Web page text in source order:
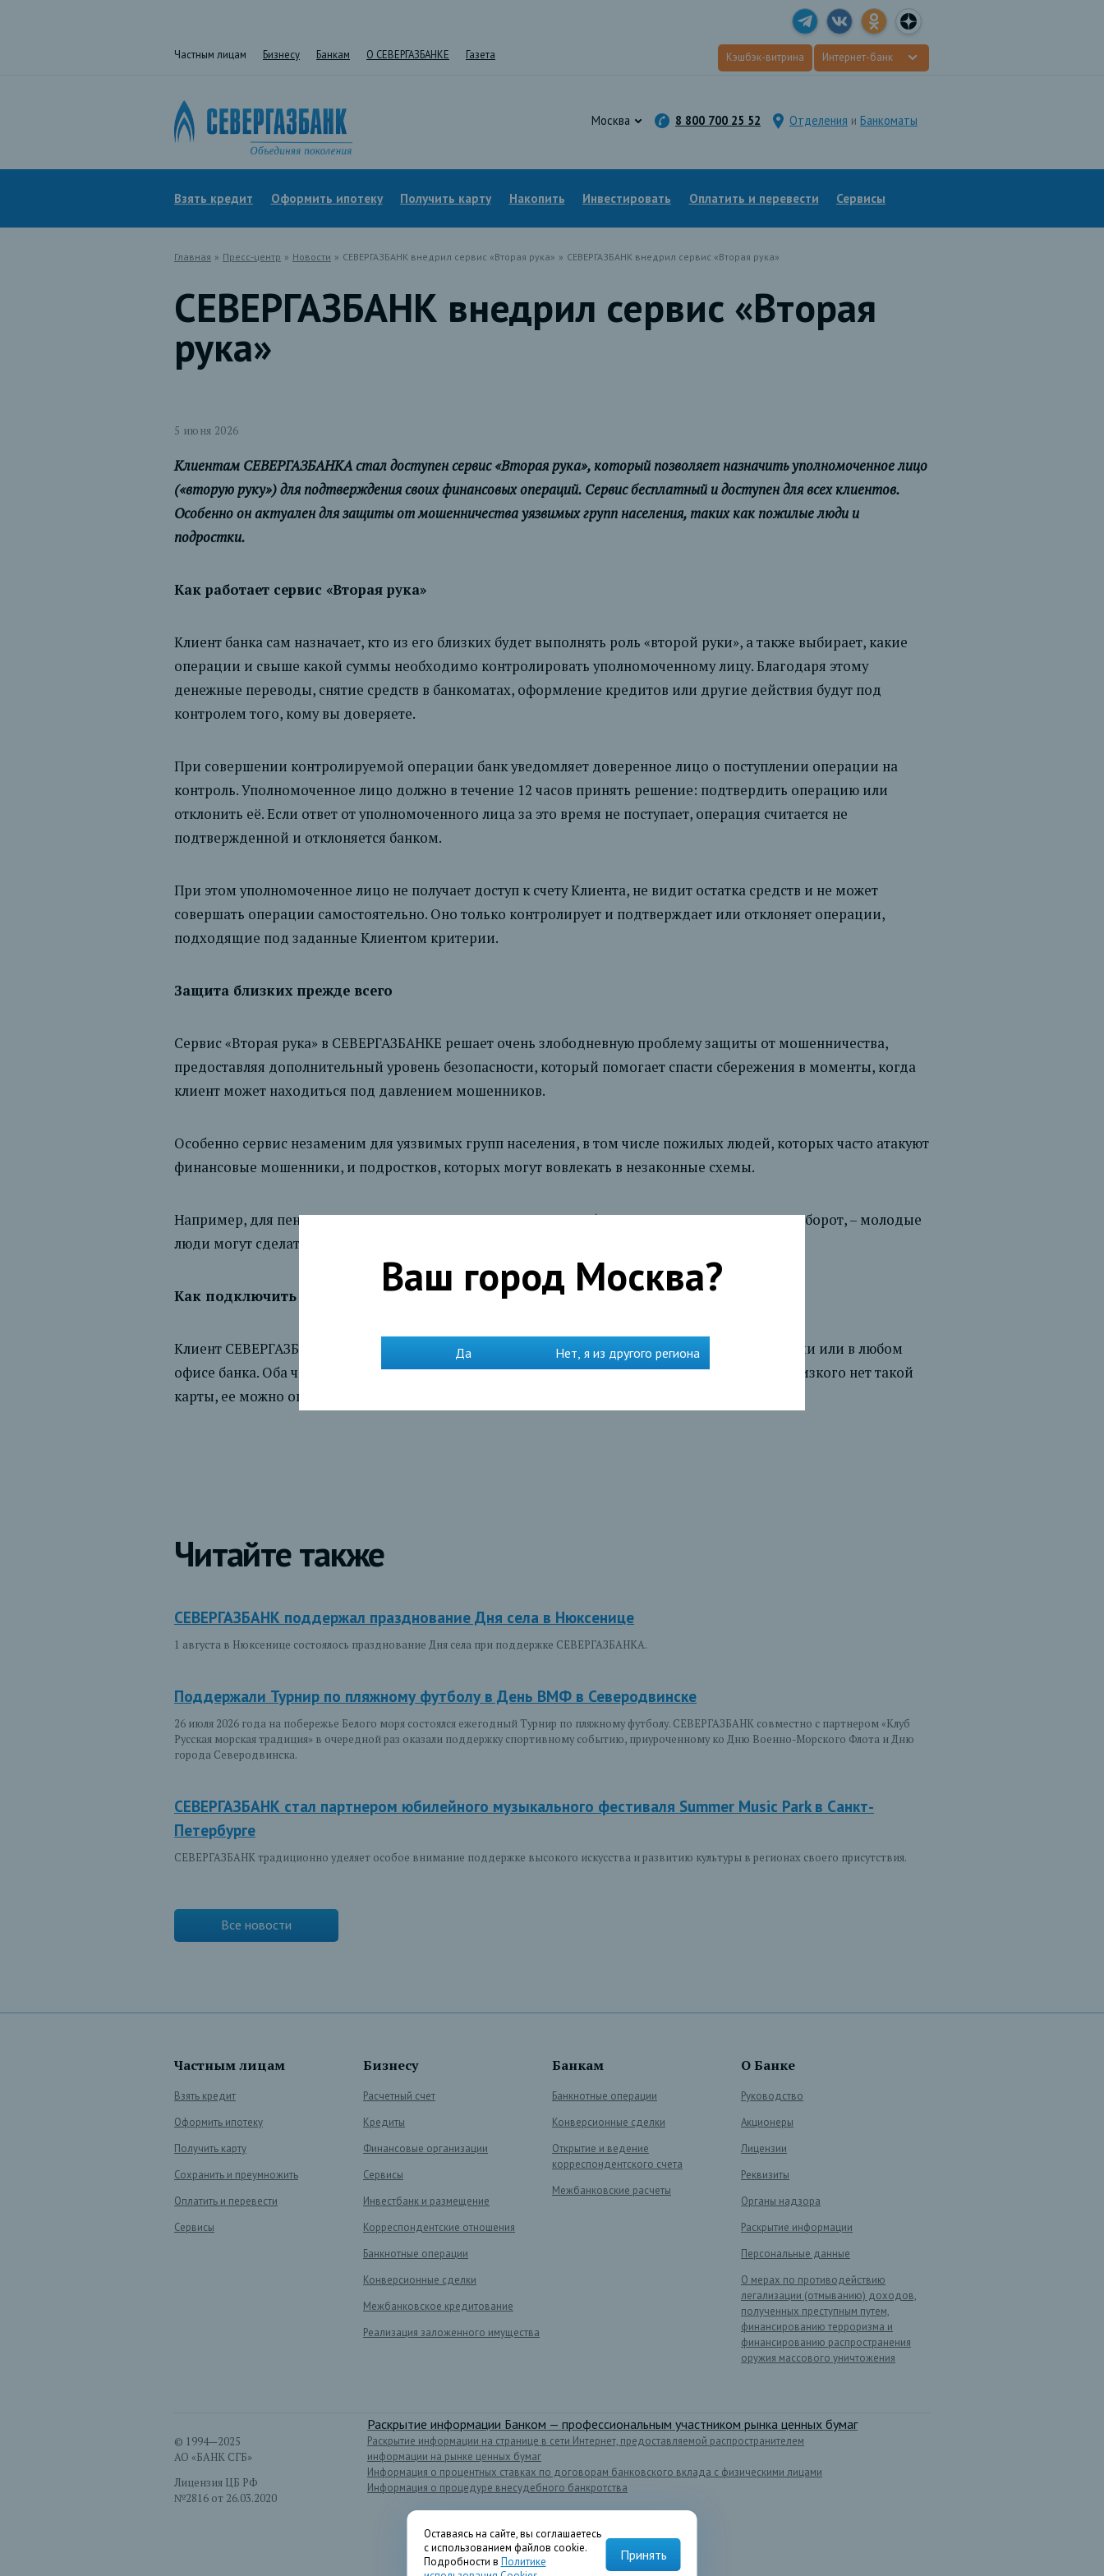
Частным лицам Бизнесу Банкам О СЕВЕРГАЗБАНКЕ Газета Кэшбэк-витрина Интернет-банк
Москва 8 800 700 25 52 Отделения и Банкоматы
Взять кредит Оформить ипотеку Получить карту Накопить Инвестировать Оплатить и перевести Сервисы
Главная » Пресс-центр » Новости » СЕВЕРГАЗБАНК внедрил сервис «Вторая рука» » СЕВЕРГАЗБАНК внедрил сервис «Вторая рука»
СЕВЕРГАЗБАНК внедрил сервис «Вторая
рука»
5 июня 2026
Клиентам СЕВЕРГАЗБАНКА стал доступен сервис «Вторая рука», который позволяет назначить уполномоченное лицо
(«вторую руку») для подтверждения своих финансовых операций. Сервис бесплатный и доступен для всех клиентов.
Особенно он актуален для защиты от мошенничества уязвимых групп населения, таких как пожилые люди и
подростки.
Как работает сервис «Вторая рука»
Клиент банка сам назначает, кто из его близких будет выполнять роль «второй руки», а также выбирает, какие
операции и свыше какой суммы необходимо контролировать уполномоченному лицу. Благодаря этому
денежные переводы, снятие средств в банкоматах, оформление кредитов или другие действия будут под
контролем того, кому вы доверяете.
При совершении контролируемой операции банк уведомляет доверенное лицо о поступлении операции на
контроль. Уполномоченное лицо должно в течение 12 часов принять решение: подтвердить операцию или
отклонить её. Если ответ от уполномоченного лица за это время не поступает, операция считается не
подтвержденной и отклоняется банком.
При этом уполномоченное лицо не получает доступ к счету Клиента, не видит остатка средств и не может
совершать операции самостоятельно. Оно только контролирует и подтверждает или отклоняет операции,
подходящие под заданные Клиентом критерии.
Защита близких прежде всего
Сервис «Вторая рука» в СЕВЕРГАЗБАНКЕ решает очень злободневную проблему защиты от мошенничества,
предоставляя дополнительный уровень безопасности, который помогает спасти сбережения в моменты, когда
клиент может находиться под давлением мошенников.
Особенно сервис незаменим для уязвимых групп населения, в том числе пожилых людей, которых часто атакуют
финансовые мошенники, и подростков, которых могут вовлекать в незаконные схемы.
Например, для пенсионеров таким доверенным лицом могут быть их взрослые дети. Или, наоборот, – молодые
люди могут сделать доверенным лицом своих родителей.
Как подключить сервис
Клиент СЕВЕРГАЗБАНКА может подать заявку на подключение услуги в мобильном приложении или в любом
офисе банка. Оба человека должны быть держателями карт СЕВЕРГАЗБАНКА. Если у вашего близкого нет такой
карты, ее можно оперативно оформить также в офисе банка.
Читайте также
СЕВЕРГАЗБАНК поддержал празднование Дня села в Нюксенице
1 августа в Нюксенице состоялось празднование Дня села при поддержке СЕВЕРГАЗБАНКА.
Поддержали Турнир по пляжному футболу в День ВМФ в Северодвинске
26 июля 2026 года на побережье Белого моря состоялся ежегодный Турнир по пляжному футболу. СЕВЕРГАЗБАНК совместно с партнером «Клуб
Русская морская традиция» в очередной раз оказали поддержку спортивному событию, приуроченному ко Дню Военно-Морского Флота и Дню
города Северодвинска.
СЕВЕРГАЗБАНК стал партнером юбилейного музыкального фестиваля Summer Music Park в Санкт-
Петербурге
СЕВЕРГАЗБАНК традиционно уделяет особое внимание поддержке высокого искусства и развитию культуры в регионах своего присутствия.
Все новости
Частным лицам
Взять кредит
Оформить ипотеку
Получить карту
Сохранить и преумножить
Оплатить и перевести
Сервисы
Бизнесу
Расчетный счет
Кредиты
Финансовые организации
Сервисы
Инвестбанк и размещение
Корреспондентские отношения
Банкнотные операции
Конверсионные сделки
Межбанковское кредитование
Реализация заложенного имущества
Банкам
Банкнотные операции
Конверсионные сделки
Открытие и ведение
корреспондентского счета
Межбанковские расчеты
О Банке
Руководство
Акционеры
Лицензии
Реквизиты
Органы надзора
Раскрытие информации
Персональные данные
О мерах по противодействию
легализации (отмыванию) доходов,
полученных преступным путем,
финансированию терроризма и
финансированию распространения
оружия массового уничтожения
© 1994—2025
АО «БАНК СГБ»
Лицензия ЦБ РФ
№2816 от 26.03.2020
Раскрытие информации Банком — профессиональным участником рынка ценных бумаг
Раскрытие информации на странице в сети Интернет, предоставляемой распространителем
информации на рынке ценных бумаг
Информация о процентных ставках по договорам банковского вклада с физическими лицами
Информация о процедуре внесудебного банкротства
Оставаясь на сайте, вы соглашаетесь
с использованием файлов cookie.
Подробности в Политике
Принять
Ваш город Москва?
Да Нет, я из другого региона